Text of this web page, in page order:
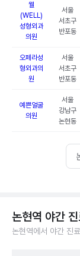
웰
(WELL)
성형외과
의원
서울
서초구
반포동
오페라성
형외과의
원
서울
서초구
반포동
예쁜얼굴
의원
서울
강남구
논현동
논현역 야간
논현역에서 야간 진